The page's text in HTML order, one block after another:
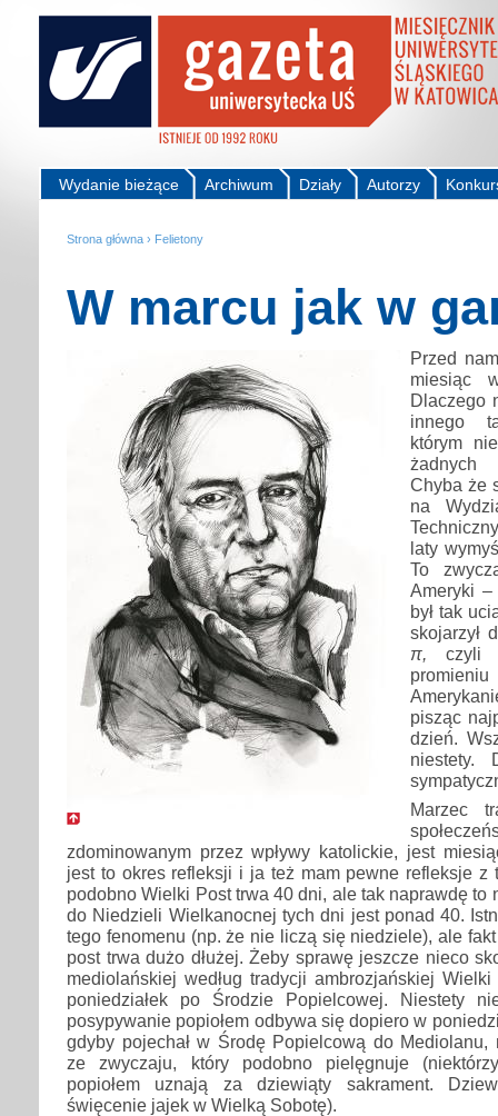
Autorzy
Działy
Archiwum
Wydanie bieżące
Strona główna › Felietony
W marcu jak w
Przed
miesiąc
Dlaczego
innego
którym
żadnych
Chyba że
na
laty
To
Ameryki
był tak
skojarzył
π,
czyli
pisząc
dzień.
niestety.
Marzec
zdominowanym przez wpływy katolickie, jest
jest to okres refleksji i ja też mam pewne refleksje z
podobno Wielki Post trwa 40 dni, ale tak naprawdę to
do Niedzieli Wielkanocnej tych dni jest ponad 40.
tego fenomenu (np. że nie liczą się niedziele), ale
post trwa dużo dłużej. Żeby sprawę jeszcze nieco
mediolańskiej według tradycji ambrozjańskiej
poniedziałek po Środzie Popielcowej. Niestety
posypywanie popiołem odbywa się dopiero w
gdyby pojechał w Środę Popielcową do Mediolanu,
ze zwyczaju, który podobno pielęgnuje
popiołem uznają za dziewiąty sakrament.
święcenie jajek w Wielką Sobotę).